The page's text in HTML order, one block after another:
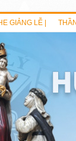
GIẢNG LỄ |